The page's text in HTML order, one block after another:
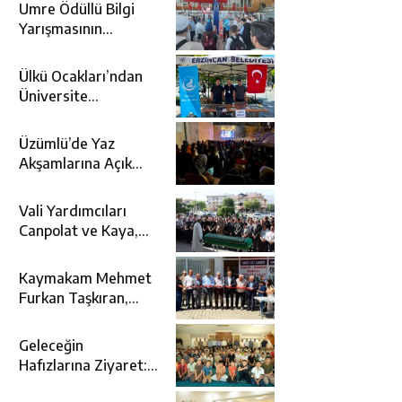
Umre Ödüllü Bilgi
Yarışmasının
Topraklara
Uğurlandı
Ülkü Ocakları’ndan
Üniversite
Desteği
Üzümlü’de Yaz
Akşamlarına Açık
Kattı
Vali Yardımcıları
Canpolat ve Kaya,
Cenaze Törenine
Katıldı
Kaymakam Mehmet
Furkan Taşkıran,
Açılışına Katıldı
Geleceğin
Hafızlarına Ziyaret: